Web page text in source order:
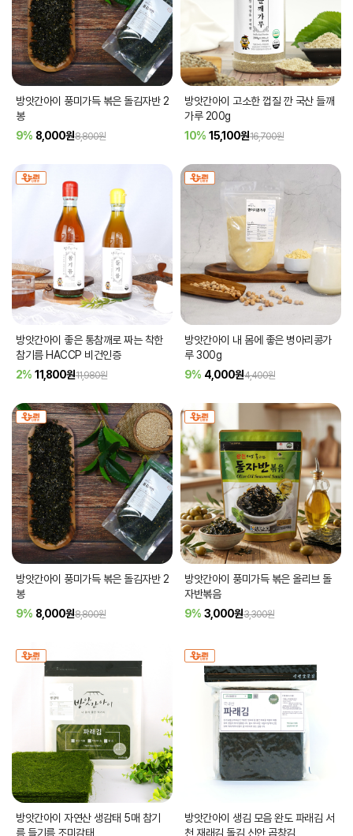
방앗간아이 풍미가득 볶은 돌김자반 2
봉
9% 8,000원8,800원
방앗간아이 고소한 껍질 깐 국산 들깨
가루 200g
10% 15,100원16,700원
방앗간아이 좋은 통참깨로 짜는 착한
참기름 HACCP 비건인증
2% 11,800원11,980원
방앗간아이 내 몸에 좋은 병아리콩가
루 300g
9% 4,000원4,400원
방앗간아이 풍미가득 볶은 돌김자반 2
봉
9% 8,000원8,800원
방앗간아이 풍미가득 볶은 올리브 돌
자반볶음
9% 3,000원3,300원
방앗간아이 자연산 생감태 5매 참기
름 들기름 조미감태
방앗간아이 생김 모음 완도 파래김 서
천 재래김 돌김 신안 곱창김